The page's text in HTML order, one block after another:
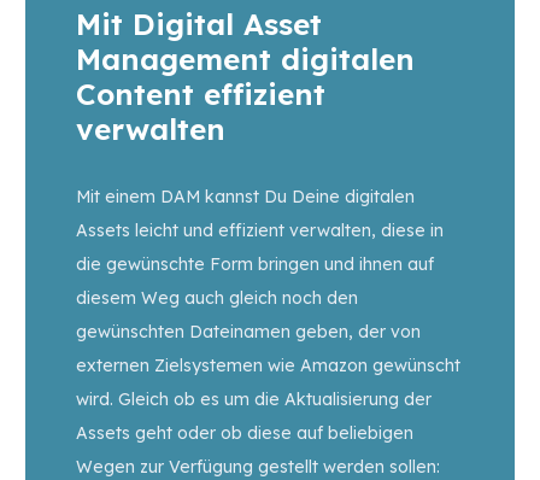
Mit Digital Asset
Management digitalen
Content effizient
verwalten
Mit einem DAM kannst Du Deine digitalen
Assets leicht und effizient verwalten, diese in
die gewünschte Form bringen und ihnen auf
diesem Weg auch gleich noch den
gewünschten Dateinamen geben, der von
externen Zielsystemen wie Amazon gewünscht
wird. Gleich ob es um die Aktualisierung der
Assets geht oder ob diese auf beliebigen
Wegen zur Verfügung gestellt werden sollen: